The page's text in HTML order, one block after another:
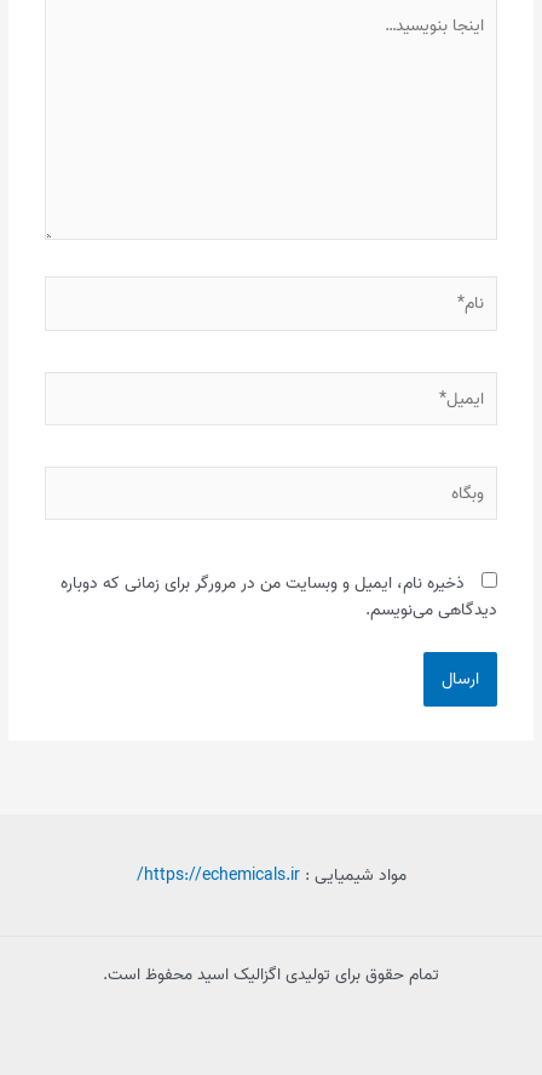
بنویسید…
وبگاه
ذخیره نام، ایمیل و وبسایت من در مرورگر برای زمانی که دوباره
دیدگاهی می‌نویسم.
مواد شیمیایی :https://echemicals.ir/
تمام حقوق برای تولیدی اگزالیک اسید محفوظ است.